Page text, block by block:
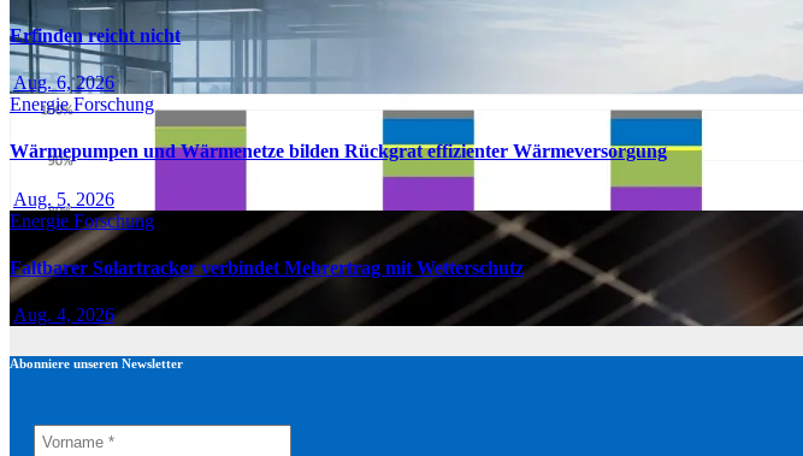
Erfinden reicht nicht
Aug. 6, 2026
EnergieForschung
Wärmepumpen und Wärmenetze bilden Rückgrat effizienter Wärmeversorgung
Aug. 5, 2026
Energie Forschung
Faltbarer Solartracker verbindet Mehrertrag mit Wetterschutz
Aug. 4, 2026
Abonniere unseren Newsletter